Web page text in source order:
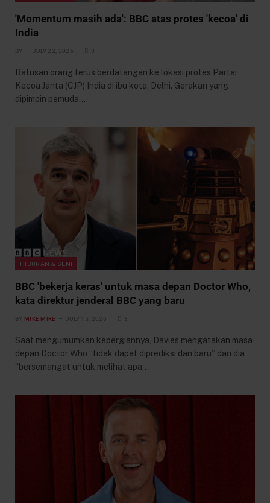
'Momentum masih ada': BBC atas protes 'kecoa' di
India
BY JULY 22, 2026 3
Ratusan orang terus berdatangan ke lokasi protes Partai
Kecoa Janta (CJP) India di ibu kota, Delhi. Gerakan yang
dipimpin pemuda,…
HIBURAN & SENI
BBC 'bekerja keras' untuk masa depan Doctor Who,
kata direktur jenderal BBC yang baru
BY MIKE MIKE JULY 15, 2026 3
Saat mengumumkan kepergiannya, Davies mengatakan masa
depan Doctor Who “tidak dapat diprediksi dan baru” dan dia
“bersemangat untuk melihat apa…